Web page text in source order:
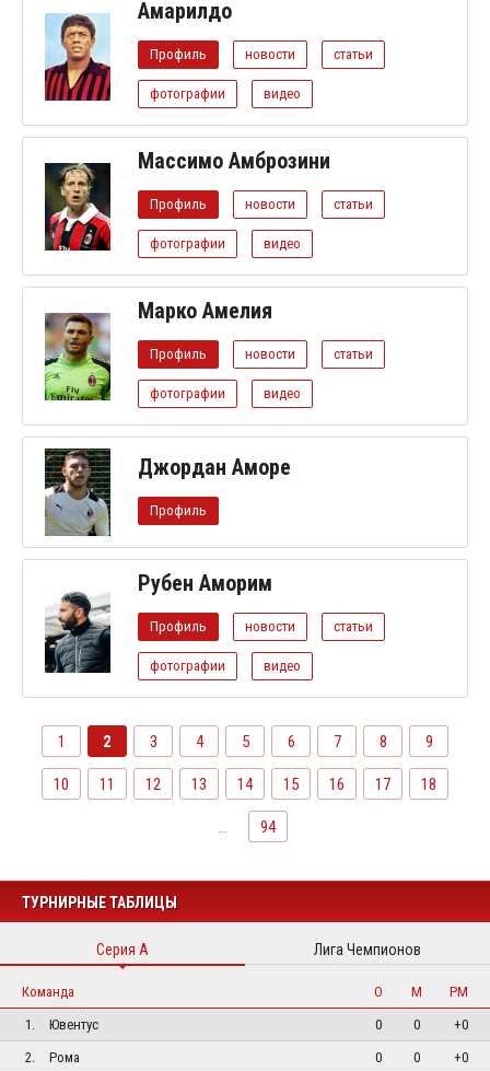
Амарилдо
Профиль новости статьи
фотографии видео
Массимо Амброзини
Профиль новости статьи
фотографии видео
Марко Амелия
Профиль новости статьи
фотографии видео
Джордан Аморе
Профиль
Рубен Аморим
Профиль новости статьи
фотографии видео
1 2 3 4 5 6 7 8 9
10 11 12 13 14 15 16 17 18
... 94
ТУРНИРНЫЕ ТАБЛИЦЫ
Серия А Лига Чемпионов
Команда О М
РМ
1.
Ювентус 0 0
+0
2.
Рома 0 0
+0